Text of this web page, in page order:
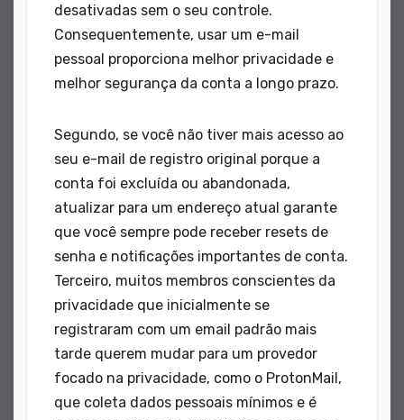
desativadas sem o seu controle.
Consequentemente, usar um e-mail
pessoal proporciona melhor privacidade e
melhor segurança da conta a longo prazo.
Segundo, se você não tiver mais acesso ao
seu e-mail de registro original porque a
conta foi excluída ou abandonada,
atualizar para um endereço atual garante
que você sempre pode receber resets de
senha e notificações importantes de conta.
Terceiro, muitos membros conscientes da
privacidade que inicialmente se
registraram com um email padrão mais
tarde querem mudar para um provedor
focado na privacidade, como o ProtonMail,
que coleta dados pessoais mínimos e é